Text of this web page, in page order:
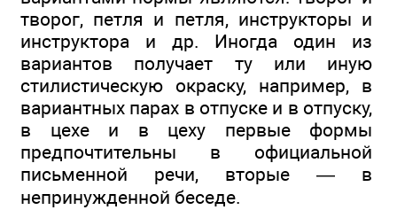
творог, петля и петля, инструкторы и
инструктора и др. Иногда один из
вариантов получает ту или иную
стилистическую окраску, например, в
вариантных парах в отпуске и в отпуску,
в цехе и в цеху первые формы
предпочтительны в официальной
письменной речи, вторые — в
непринужденной беседе.